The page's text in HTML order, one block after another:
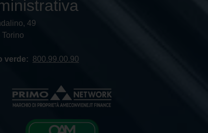
49
Torino
verde: 800.99.00.90